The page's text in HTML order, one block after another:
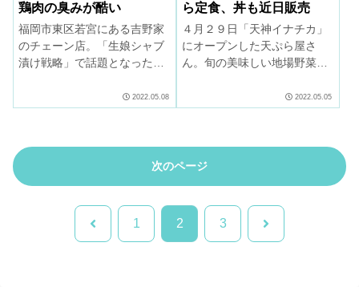
鶏肉の臭みが酷い
福岡市東区若宮にある吉野家
のチェーン店。「生娘シャブ
漬け戦略」で話題となった吉
出かけた。１０年かけて開発
祥事続きの吉野家、大丈夫
2022.05.08
ら定食、丼も近日販売
４月２９日「天神イナチカ」
にオープンした天ぷら屋さ
ん。旬の美味しい地場野菜や
すすめ。揚げ方、衣、油、つ
2022.05.05
次のページ
前 1 2 3 次